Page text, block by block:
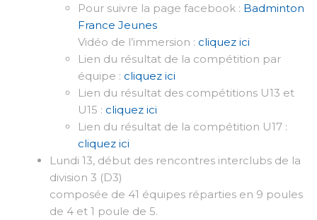
Pour suivre la page facebook : Badminton
France Jeunes
Vidéo de l’immersion : cliquez ici
Lien du résultat de la compétition par
équipe : cliquez ici
Lien du résultat des compétitions U13 et
U15 : cliquez ici
Lien du résultat de la compétition U17 :
cliquez ici
Lundi 13, début des rencontres interclubs de la
division 3 (D3)
composée de 41 équipes réparties en 9 poules
de 4 et 1 poule de 5.